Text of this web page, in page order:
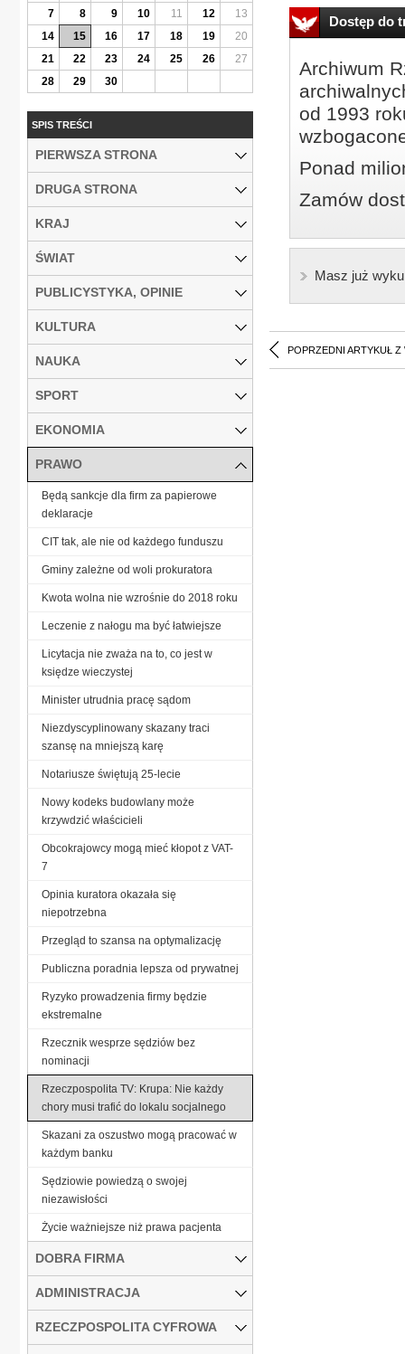
Dostęp do
Archiwum
od 1993
Ponad
Zamów
Masz już
POPRZEDNI ARTYKUŁ Z
7
8 9 10 11 12
13
14
15 16 17 18 19
20
21
22 23 24 25 26
27
28
29 30
SPIS TREŚCI
PIERWSZA STRONA
DRUGA STRONA
KRAJ
ŚWIAT
PUBLICYSTYKA, OPINIE
KULTURA
NAUKA
SPORT
EKONOMIA
PRAWO
Będą sankcje dla firm za papierowe
deklaracje
CIT tak, ale nie od każdego funduszu
Gminy zależne od woli prokuratora
Kwota wolna nie wzrośnie do 2018 roku
Leczenie z nałogu ma być łatwiejsze
Licytacja nie zważa na to, co jest w
księdze wieczystej
Minister utrudnia pracę sądom
Niezdyscyplinowany skazany traci
szansę na mniejszą karę
Notariusze świętują 25-lecie
Nowy kodeks budowlany może
krzywdzić właścicieli
Obcokrajowcy mogą mieć kłopot z VAT-
7
Opinia kuratora okazała się
niepotrzebna
Przegląd to szansa na optymalizację
Publiczna poradnia lepsza od prywatnej
Ryzyko prowadzenia firmy będzie
ekstremalne
Rzecznik wesprze sędziów bez
nominacji
Rzeczpospolita TV: Krupa: Nie każdy
chory musi trafić do lokalu socjalnego
Skazani za oszustwo mogą pracować w
każdym banku
Sędziowie powiedzą o swojej
niezawisłości
Życie ważniejsze niż prawa pacjenta
DOBRA FIRMA
ADMINISTRACJA
RZECZPOSPOLITA CYFROWA